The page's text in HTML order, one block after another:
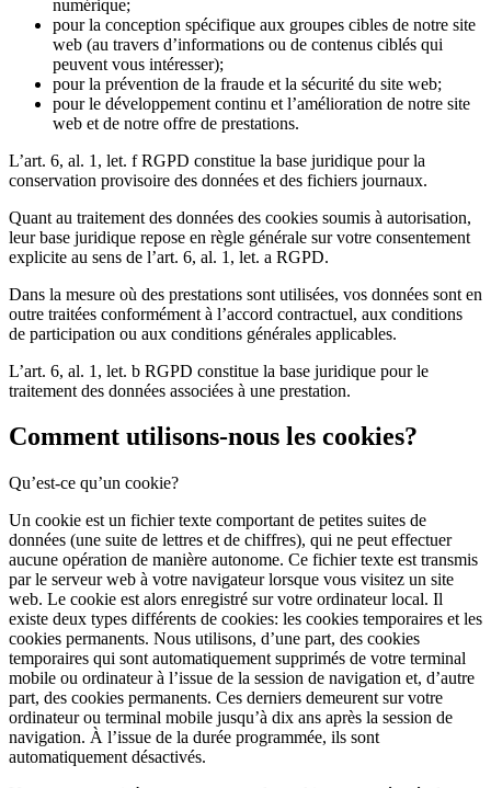
numérique;
pour la conception spécifique aux groupes cibles de notre site
web (au travers d’informations ou de contenus ciblés qui
peuvent vous intéresser);
pour la prévention de la fraude et la sécurité du site web;
pour le développement continu et l’amélioration de notre site
web et de notre offre de prestations.
L’art. 6, al. 1, let. f RGPD constitue la base juridique pour la
conservation provisoire des données et des fichiers journaux.
Quant au traitement des données des cookies soumis à autorisation,
leur base juridique repose en règle générale sur votre consentement
explicite au sens de l’art. 6, al. 1, let. a RGPD.
Dans la mesure où des prestations sont utilisées, vos données sont en
outre traitées conformément à l’accord contractuel, aux conditions
de participation ou aux conditions générales applicables.
L’art. 6, al. 1, let. b RGPD constitue la base juridique pour le
traitement des données associées à une prestation.
Comment utilisons-nous les cookies?
Qu’est-ce qu’un cookie?
Un cookie est un fichier texte comportant de petites suites de
données (une suite de lettres et de chiffres), qui ne peut effectuer
aucune opération de manière autonome. Ce fichier texte est transmis
par le serveur web à votre navigateur lorsque vous visitez un site
web. Le cookie est alors enregistré sur votre ordinateur local. Il
existe deux types différents de cookies: les cookies temporaires et les
cookies permanents. Nous utilisons, d’une part, des cookies
temporaires qui sont automatiquement supprimés de votre terminal
mobile ou ordinateur à l’issue de la session de navigation et, d’autre
part, des cookies permanents. Ces derniers demeurent sur votre
ordinateur ou terminal mobile jusqu’à dix ans après la session de
navigation. À l’issue de la durée programmée, ils sont
automatiquement désactivés.